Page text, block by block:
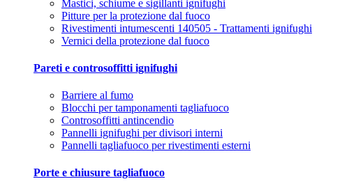
Mastici, schiume e sigillanti ignifughi
Pitture per la protezione dal fuoco
Rivestimenti intumescenti 140505 - Trattamenti ignifughi
Vernici della protezione dal fuoco
Pareti e controsoffitti ignifughi
Barriere al fumo
Blocchi per tamponamenti tagliafuoco
Controsoffitti antincendio
Pannelli ignifughi per divisori interni
Pannelli tagliafuoco per rivestimenti esterni
Porte e chiusure tagliafuoco